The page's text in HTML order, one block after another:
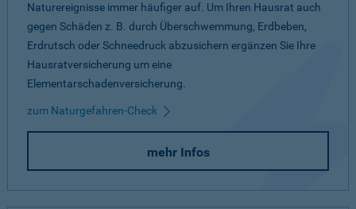
Naturereignisse immer häufiger auf. Um Ihren Hausrat auch
gegen Schäden z. B. durch Überschwemmung, Erdbeben,
Erdrutsch oder Schneedruck abzusichern ergänzen Sie Ihre
Hausratversicherung um eine
Elementarschadenversicherung.
zum Naturgefahren-Check
mehr Infos